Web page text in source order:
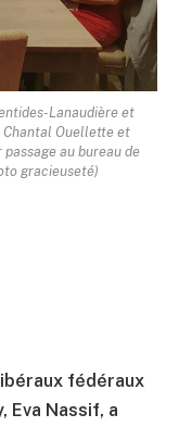
Lanaudière et
Chantal Ouellette et
au bureau de
gracieuseté)
fédéraux
Eva Nassif, a